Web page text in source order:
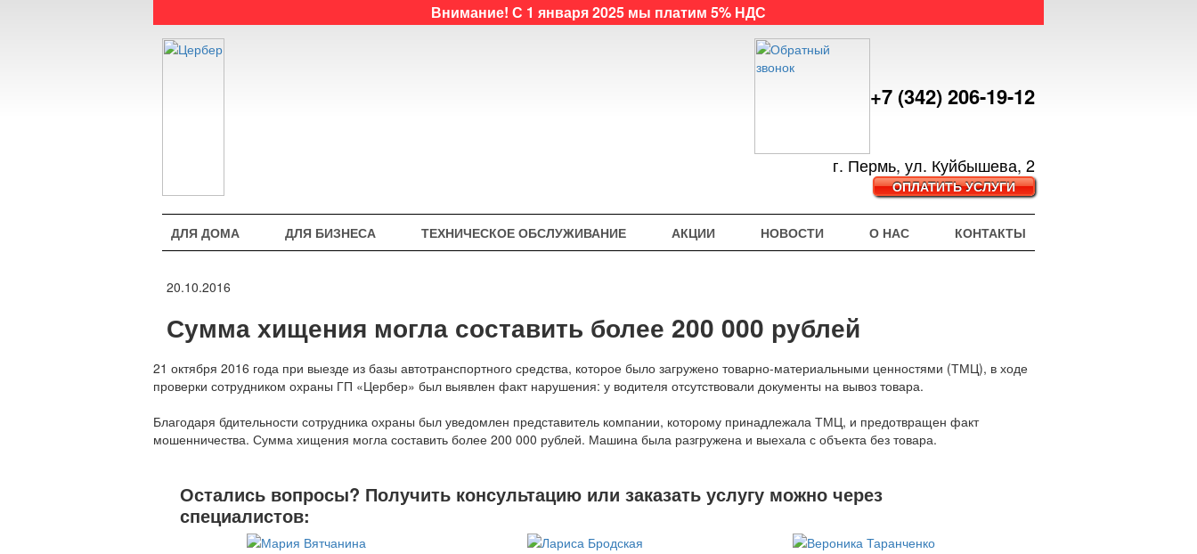
Внимание! С 1 января 2025 мы платим 5% НДС
+7 (342) 206-19-12
г. Пермь, ул. Куйбышева, 2
ОПЛАТИТЬ УСЛУГИ
ДЛЯ ДОМА ДЛЯ БИЗНЕСА ТЕХНИЧЕСКОЕ ОБСЛУЖИВАНИЕ АКЦИИ НОВОСТИ О НАС КОНТАКТЫ
20.10.2016
Сумма хищения могла составить более 200 000 рублей
21 октября 2016 года при выезде из базы автотранспортного средства, которое было загружено товарно-материальными ценностями (ТМЦ), в ходе
проверки сотрудником охраны ГП «Цербер» был выявлен факт нарушения: у водителя отсутствовали документы на вывоз товара.
Благодаря бдительности сотрудника охраны был уведомлен представитель компании, которому принадлежала ТМЦ, и предотвращен факт
мошенничества. Сумма хищения могла составить более 200 000 рублей. Машина была разгружена и выехала с объекта без товара.
Остались вопросы? Получить консультацию или заказать услугу можно через
специалистов: